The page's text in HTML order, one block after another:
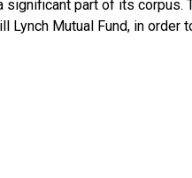
part of its corpus.
Mutual Fund, in order